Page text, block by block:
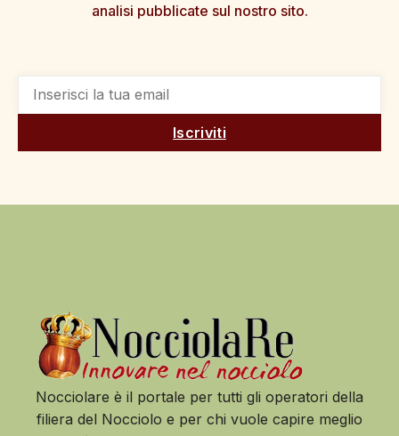
analisi pubblicate sul nostro sito.
Iscriviti
Nocciolare è il portale per tutti gli operatori della
filiera del Nocciolo e per chi vuole capire meglio